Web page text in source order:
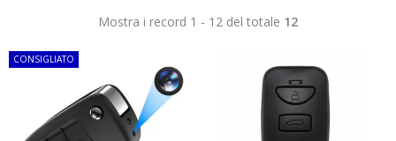
Mostra i record 1 - 12 del totale 12
CONSIGLIATO